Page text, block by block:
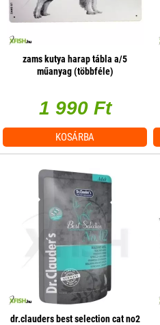
zams kutya harap tábla a/5
műanyag (többféle)
1 990 Ft
KOSÁRBA
dr.clauders best selection cat no2